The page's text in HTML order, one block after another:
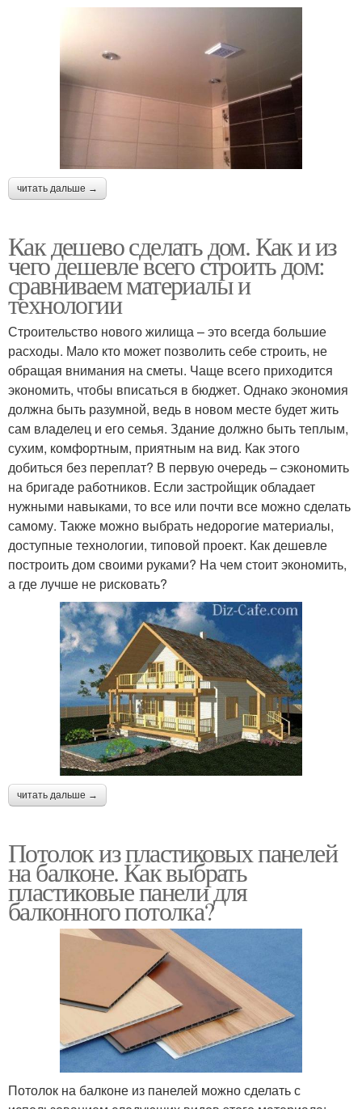
читать дальше →
Как дешево сделать дом. Как и из
чего дешевле всего строить дом:
сравниваем материалы и
технологии
Строительство нового жилища – это всегда большие
расходы. Мало кто может позволить себе строить, не
обращая внимания на сметы. Чаще всего приходится
экономить, чтобы вписаться в бюджет. Однако экономия
должна быть разумной, ведь в новом месте будет жить
сам владелец и его семья. Здание должно быть теплым,
сухим, комфортным, приятным на вид. Как этого
добиться без переплат? В первую очередь – сэкономить
на бригаде работников. Если застройщик обладает
нужными навыками, то все или почти все можно сделать
самому. Также можно выбрать недорогие материалы,
доступные технологии, типовой проект. Как дешевле
построить дом своими руками? На чем стоит экономить,
а где лучше не рисковать?
читать дальше →
Потолок из пластиковых панелей
на балконе. Как выбрать
пластиковые панели для
балконного потолка?
Потолок на балконе из панелей можно сделать с